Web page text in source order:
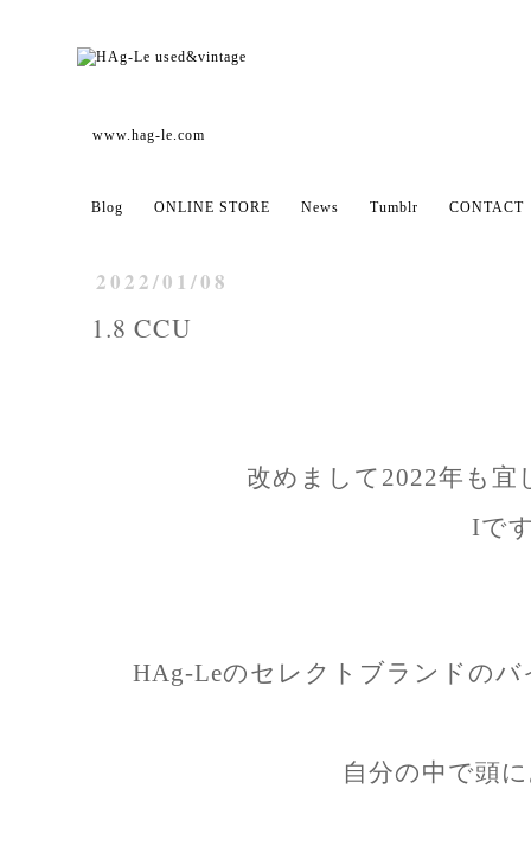
www.hag-le.com
Blog ONLINE STORE News Tumblr CONTACT
2022/01/08
1.8 CCU
改めまして2022年も宜
Iで
HAg-Leのセレクトブランドの
自分の中で頭